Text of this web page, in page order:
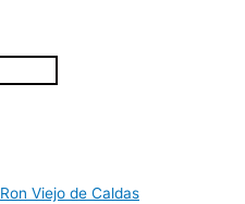
Ron Viejo de Caldas